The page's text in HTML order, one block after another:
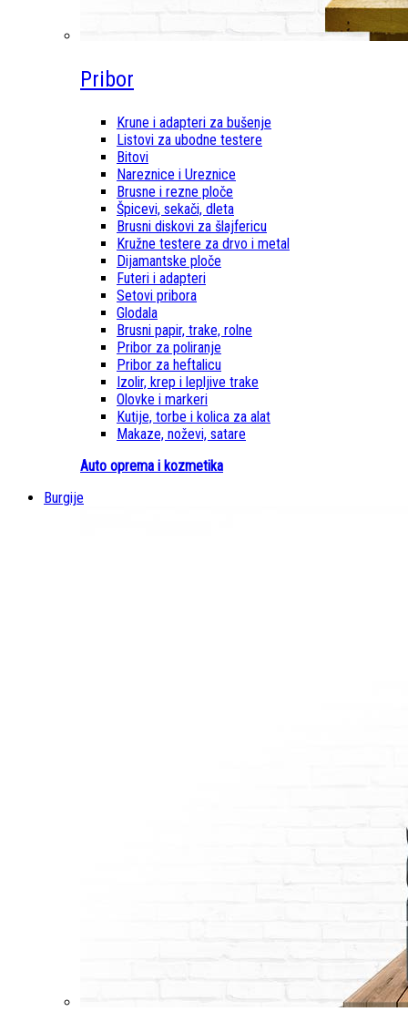
Pribor
Krune i adapteri za bušenje
Listovi za ubodne testere
Bitovi
Nareznice i Ureznice
Brusne i rezne ploče
Špicevi, sekači, dleta
Brusni diskovi za šlajfericu
Kružne testere za drvo i metal
Dijamantske ploče
Futeri i adapteri
Setovi pribora
Glodala
Brusni papir, trake, rolne
Pribor za poliranje
Pribor za heftalicu
Izolir, krep i lepljive trake
Olovke i markeri
Kutije, torbe i kolica za alat
Makaze, noževi, satare
Auto oprema i kozmetika
Burgije